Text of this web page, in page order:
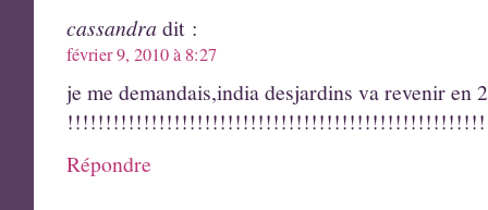
cassandra dit :
février 9, 2010 à 8:27
je me demandais,india desjardins va revenir en
Répondre